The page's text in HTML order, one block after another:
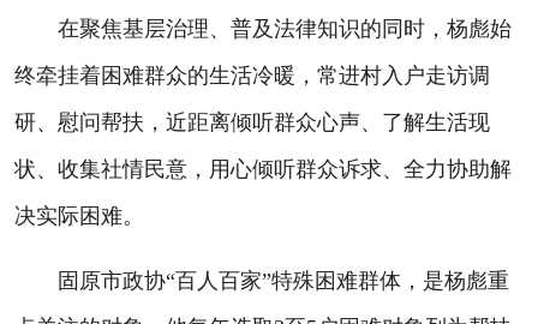
在聚焦基层治理、普及法律知识的同时，杨彪始
终牵挂着困难群众的生活冷暖，常进村入户走访调
研、慰问帮扶，近距离倾听群众心声、了解生活现
状、收集社情民意，用心倾听群众诉求、全力协助解
决实际困难。
固原市政协“百人百家”特殊困难群体，是杨彪重